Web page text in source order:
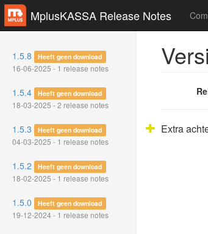
MplusKASSA Release Notes
1.5.8 Heeft geen download
16-06-2025 - 1 release notes
1.5.4 Heeft geen download
18-03-2025 - 2 release notes
1.5.3 Heeft geen download
04-03-2025 - 1 release notes
1.5.2 Heeft geen download
18-02-2025 - 1 release notes
1.5.0 Heeft geen download
19-12-2024 - 1 release notes
Extra